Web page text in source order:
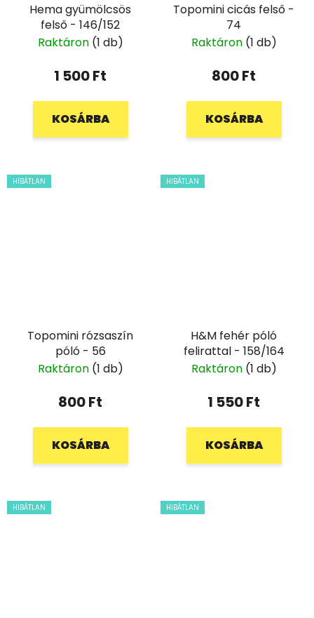
Hema gyümölcsös
felső - 146/152
Raktáron (1 db)
1 500 Ft
KOSÁRBA
Topomini cicás felső -
74
Raktáron (1 db)
800 Ft
KOSÁRBA
HIBÁTLAN
Topomini rózsaszín
póló - 56
Raktáron (1 db)
800 Ft
KOSÁRBA
HIBÁTLAN
H&M fehér póló
felirattal - 158/164
Raktáron (1 db)
1 550 Ft
KOSÁRBA
HIBÁTLAN HIBÁTLAN